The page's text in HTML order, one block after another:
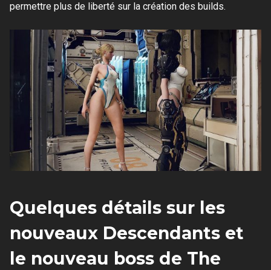
permettre plus de liberté sur la création des builds.
Quelques détails sur les
nouveaux Descendants et
le nouveau boss de The